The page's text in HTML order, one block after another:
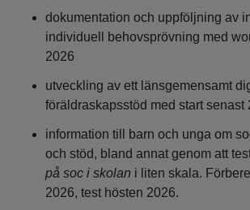
dokumentation och uppföljning av
individuell behovsprövning med
2026
utveckling av ett länsgemensamt
föräldraskapsstöd med start senast
information till barn och unga om
och stöd, bland annat genom att
på soc i skolan i liten skala.
2026, test hösten 2026.